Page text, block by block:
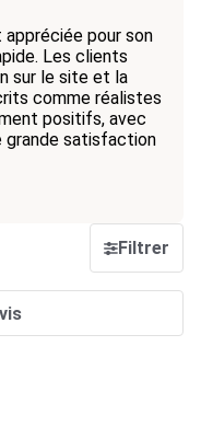
pour son
Les clients
sur le site et la
comme réalistes
positifs, avec
grande satisfaction
Filtrer